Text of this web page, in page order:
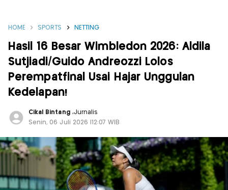
HOME SPORTS NETTING
Hasil 16 Besar Wimbledon 2026: Aldila
Sutjiadi/Guido Andreozzi Lolos
Perempatfinal Usai Hajar Unggulan
Kedelapan!
Cikal Bintang ,Jurnalis
Senin, 06 Juli 2026 |12:07 WIB